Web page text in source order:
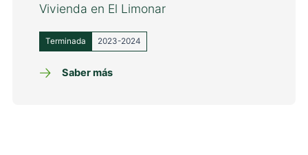
Vivienda en El Limonar
Terminada 2023-2024
Saber más